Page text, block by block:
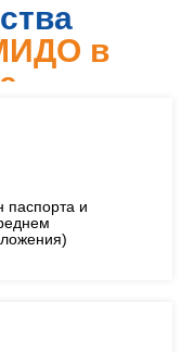
в
паспорта и